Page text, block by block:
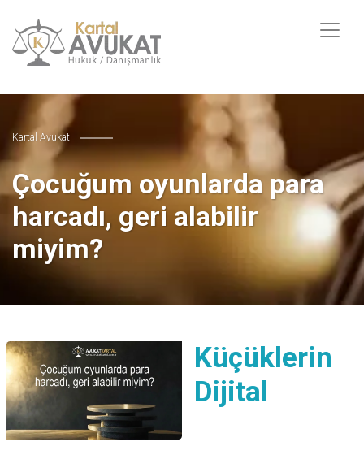
Kartal Avukat
Çocuğum oyunlarda para
harcadı, geri alabilir
miyim?
Küçüklerin
Dijital